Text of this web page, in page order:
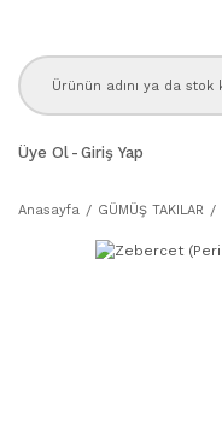
Üye Ol - Giriş Yap
Anasayfa GÜMÜŞ TAKILAR